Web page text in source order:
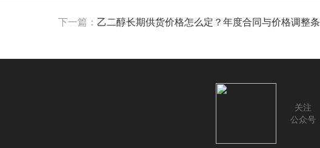
下一篇： 乙二醇长期供货价格怎么定？年度合同与价格调整
关注
公众号